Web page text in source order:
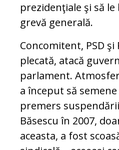
prezidenţiale şi să
grevă generală.
Concomitent, PSD şi
plecată, atacă
parlament.
a început să semene
premers
Băsescu în 2007,
aceasta, a fost